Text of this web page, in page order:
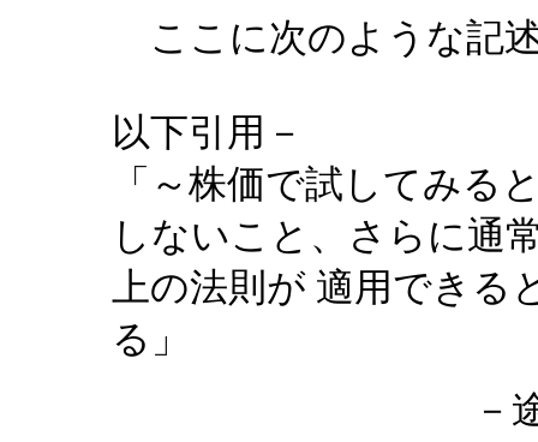
ここに次のような記
以下引用－
「～株価で試してみる
しないこと、さらに通
上の法則が 適用でき
る」
－